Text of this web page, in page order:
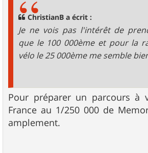
ChristianB a écrit :
Je ne vois pas l'intérêt de
que le 100 000ème et pour la
vélo le 25 000ème me semble
Pour préparer un parcours à
France au 1/250 000 de
amplement.